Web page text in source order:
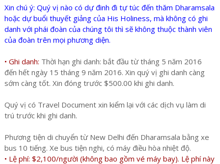
Xin chú ý: Quý vị nào có dự đinh đi tự túc đến thăm Dharamsala
hoặc dự buổi thuyết giảng của His Holiness, mà không có ghi
danh với phái đoàn của chúng tôi thì sẽ không thuộc thành viên
của đoàn trên mọi phương diện.
• Ghi danh: Thời hạn ghi danh: bắt đầu từ tháng 5 năm 2016
đến hết ngày 15 tháng 9 năm 2016. Xin quý vị ghi danh càng
sớm càng tốt. Xin đóng trước $500.00 khi ghi danh.
Quý vị có Travel Document xin kiểm lại với các dịch vụ làm di
trú trước khi ghi danh.
Phương tiện di chuyển từ New Delhi đến Dharamsala bằng xe
bus 10 tiếng. Xe bus tiện nghi, có máy điều hòa nhiệt độ.
• Lệ phí: $2,100/người (không bao gồm vé máy bay). Lệ phí này